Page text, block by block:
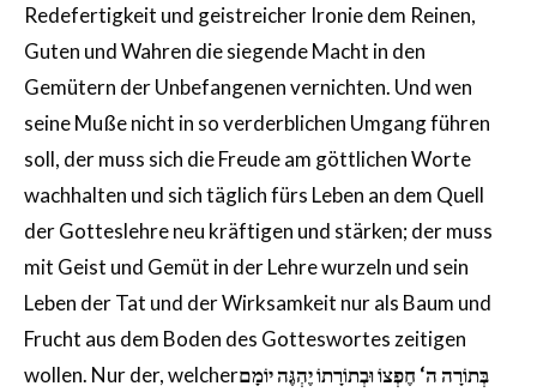
Redefertigkeit und geistreicher Ironie dem Reinen,
Guten und Wahren die siegende Macht in den
Gemütern der Unbefangenen vernichten. Und wen
seine Muße nicht in so verderblichen Umgang führen
soll, der muss sich die Freude am göttlichen Worte
wachhalten und sich täglich fürs Leben an dem Quell
der Gotteslehre neu kräftigen und stärken; der muss
mit Geist und Gemüt in der Lehre wurzeln und sein
Leben der Tat und der Wirksamkeit nur als Baum und
Frucht aus dem Boden des Gotteswortes zeitigen
wollen. Nur der, welcherבְּתוֹרָה ה‘ חֶפְצוֹ וּבְתוֹרָתוֹ יֶהְגֶּה יוֹמָם